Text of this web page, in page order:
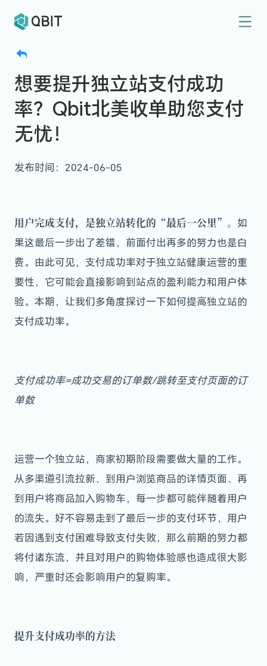
想要提升独立站支付成功
率？Qbit北美收单助您支付
无忧！
发布时间：2024-06-05
用户完成支付，是独立站转化的“最后一公里”。 如
果这最后一步出了差错，前面付出再多的努力也是白
费。由此可见，支付成功率对于独立站健康运营的重
要性，它可能会直接影响到站点的盈利能力和用户体
验。本期，让我们多角度探讨一下如何提高独立站的
支付成功率。
支付成功率=成功交易的订单数/跳转至支付页面的订
单数
运营一个独立站，商家初期阶段需要做大量的工作。
从多渠道引流拉新、到用户浏览商品的详情页面、再
到用户将商品加入购物车，每一步都可能伴随着用户
的流失。好不容易走到了最后一步的支付环节，用户
若因遇到支付困难导致支付失败，那么前期的努力都
将付诸东流，并且对用户的购物体验感也造成很大影
响，严重时还会影响用户的复购率。
提升支付成功率的方法